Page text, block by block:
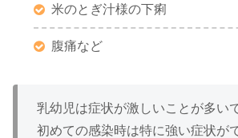
米のとぎ汁様の下痢
腹痛など
乳幼児は症状が激しいことが多い
初めての感染時は特に強い症状が